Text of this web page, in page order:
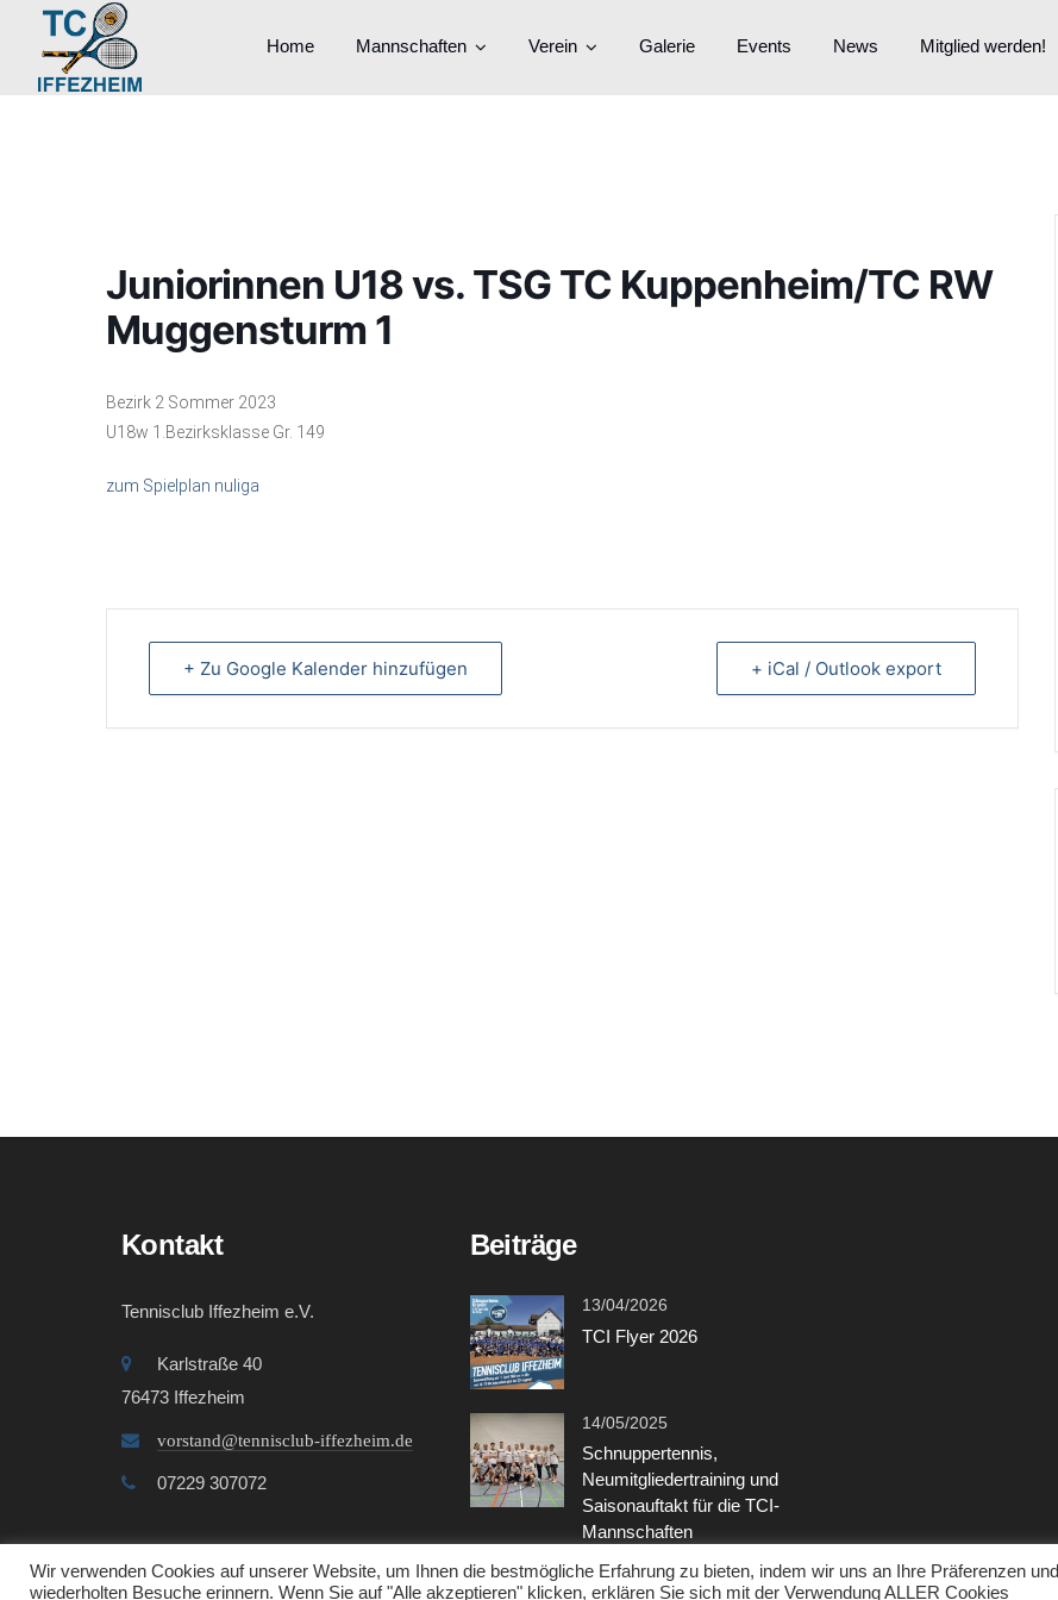
Home Mannschaften Verein Galerie Events News Mitglied werden!
Juniorinnen U18 vs. TSG TC Kuppenheim/TC RW
Muggensturm 1
Bezirk 2 Sommer 2023
U18w 1.Bezirksklasse Gr. 149
zum Spielplan nuliga
+ Zu Google Kalender hinzufügen + iCal / Outlook export
Kontakt
Tennisclub Iffezheim e.V.
Karlstraße 40
76473 Iffezheim
vorstand@tennisclub-iffezheim.de
07229 307072
Beiträge
13/04/2026
TCI Flyer 2026
14/05/2025
Schnuppertennis,
Neumitgliedertraining und
Saisonauftakt für die TCI-
Mannschaften
Wir verwenden Cookies auf unserer Website, um Ihnen die bestmögliche Erfahrung zu bieten, indem wir uns an Ihre Präferenzen und
wiederholten Besuche erinnern. Wenn Sie auf "Alle akzeptieren" klicken, erklären Sie sich mit der Verwendung ALLER Cookies